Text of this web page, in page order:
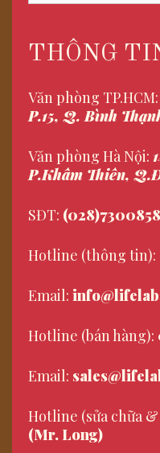
THÔNG
Văn phòng TP.HCM:
P.15, Q. Bình
Văn phòng Hà Nội:
P.Khâm Thiên,
SĐT:
Hotline (thông tin):
Email:
Hotline (bán hàng):
Email:
Hotline (sửa chữa
(Mr. Long)